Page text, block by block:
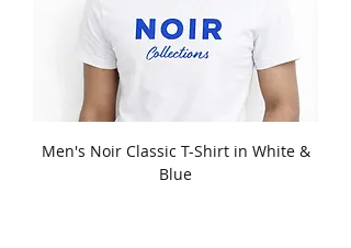
Men's Noir Classic T-Shirt in White &
Blue